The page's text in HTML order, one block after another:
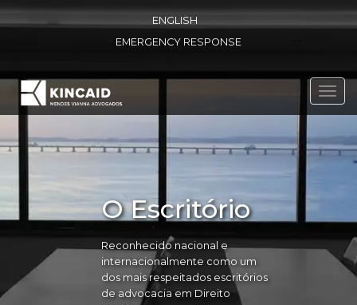
ENGLISH
EMERGENCY RESPONSE
O Escritório
Reconhecido nacional e
internacionalmente como um
dos mais respeitados escritórios
de advocacia em Direito